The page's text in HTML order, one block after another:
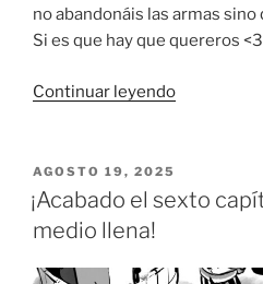
no abandonáis las armas
Si es que hay que quereros <3
Continuar leyendo«¡La
nominados
Premios
PUBLICADO
EL
AGOSTO 19, 2025
¡Acabado el sexto
medio llena!